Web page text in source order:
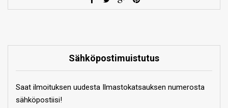
Sähköpostimuistutus
Saat ilmoituksen uudesta Ilmastokatsauksen numerosta
sähköpostiisi!